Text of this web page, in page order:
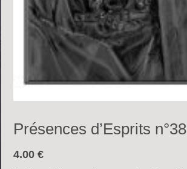
Présences d’Esprits n°38
4.00€